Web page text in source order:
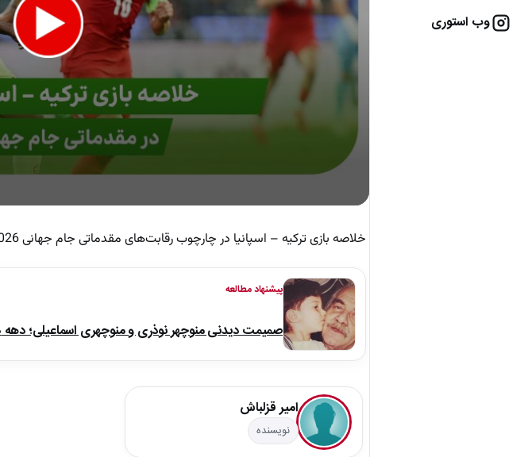
وب استوری
خلاصه بازی ترکیه – اسپانیا در چارچوب رقابت‌های مقدماتی جام جهانی 2026 آمریکا
پیشنهاد مطالعه
صمیمت دیدنی منوچهر نوذری و منوچهری اسماعیلی؛ دهه 70
امیر قزلباش
نویسنده